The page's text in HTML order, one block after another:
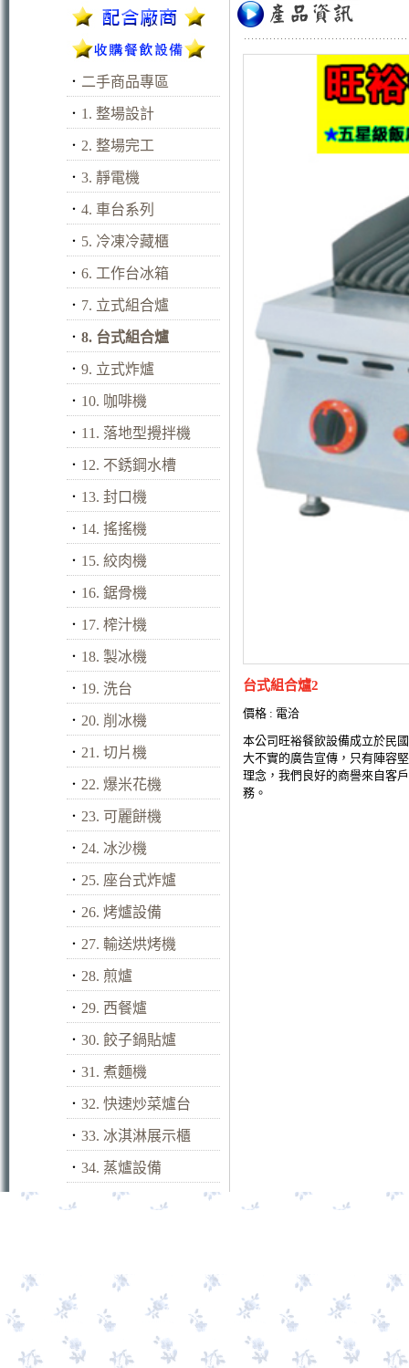
． 二手商品專區
． 1. 整場設計
． 2. 整場完工
． 3. 靜電機
． 4. 車台系列
． 5. 冷凍冷藏櫃
． 6. 工作台冰箱
． 7. 立式組合爐
． 8. 台式組合爐
． 9. 立式炸爐
． 10. 咖啡機
． 11. 落地型攪拌機
． 12. 不銹鋼水槽
． 13. 封口機
． 14. 搖搖機
． 15. 絞肉機
． 16. 鋸骨機
． 17. 榨汁機
． 18. 製冰機
． 19. 洗台
． 20. 削冰機
． 21. 切片機
． 22. 爆米花機
． 23. 可麗餅機
． 24. 冰沙機
． 25. 座台式炸爐
． 26. 烤爐設備
． 27. 輸送烘烤機
． 28. 煎爐
． 29. 西餐爐
． 30. 餃子鍋貼爐
． 31. 煮麵機
． 32. 快速炒菜爐台
． 33. 冰淇淋展示櫃
． 34. 蒸爐設備
台式組合爐2
價格 : 電洽
本公司旺裕餐飲設備成立於民
大不實的廣告宣傳，只有陣容
理念，我們良好的商譽來自客
務。